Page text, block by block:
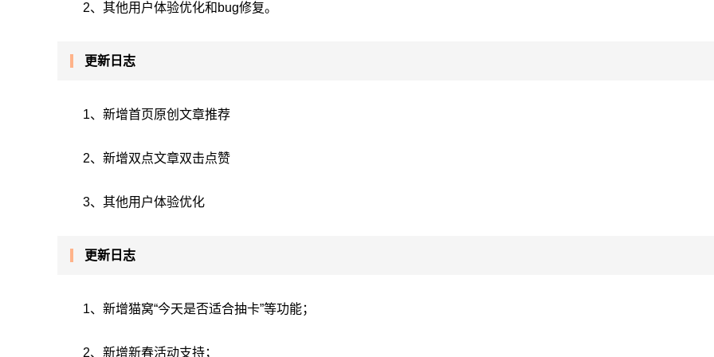
2、其他用户体验优化和bug修复。
更新日志
1、新增首页原创文章推荐
2、新增双点文章双击点赞
3、其他用户体验优化
更新日志
1、新增猫窝“今天是否适合抽卡”等功能；
2、新增新春活动支持；